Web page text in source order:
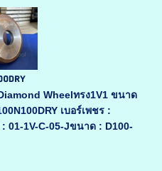
Wheelทรง1V1 ขนาด
เบอร์เพชร :
01-1V-C-05-Jขนาด : D100-